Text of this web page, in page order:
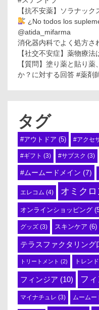
【抗不安薬】ソラナッ
¿No todos los
@atida_mifarma
消化器内科でよく処方さ
【社交不安症】薬物療
【質問】塗り薬と貼り
か？に対する回答 #薬剤
タグ
#アウトドア (5) #アクセ
#ギフト (3) #サブスク (3)
#ムームードメイン (7)
エレコム (4) オミク
オンラインショッピング
グッズ (3) スキンケア (6)
テラスファクタリング
トリートメント (2) トレンド
フィンジア (10) フ
マイナチュレ (3) ムームー